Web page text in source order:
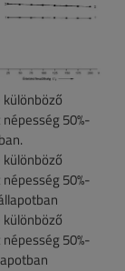
50%-
50%-
50%-